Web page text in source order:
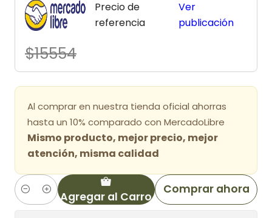
Precio de
referencia
$15554
Ver
publicación
Al comprar en nuestra tienda oficial ahorras
hasta un 10% comparado con MercadoLibre
Mismo producto, mejor precio, mejor
atención, misma calidad
Cantidad Agregar al Carro
Comprar ahora